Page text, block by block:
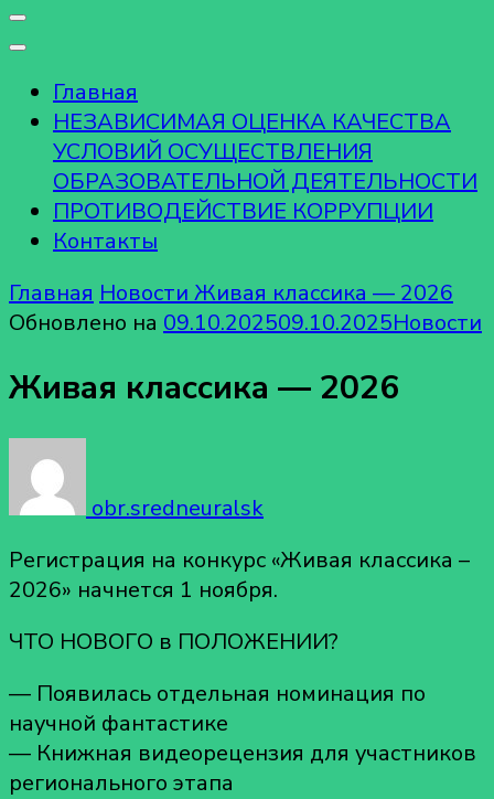
Главная
НЕЗАВИСИМАЯ ОЦЕНКА КАЧЕСТВА
УСЛОВИЙ ОСУЩЕСТВЛЕНИЯ
ОБРАЗОВАТЕЛЬНОЙ ДЕЯТЕЛЬНОСТИ
ПРОТИВОДЕЙСТВИЕ КОРРУПЦИИ
Контакты
Главная Новости Живая классика — 2026
Обновлено на 09.10.202509.10.2025Новости
Живая классика — 2026
obr.sredneuralsk
Регистрация на конкурс «Живая классика –
2026» начнется 1 ноября.
ЧТО НОВОГО в ПОЛОЖЕНИИ?
— Появилась отдельная номинация по
научной фантастике
— Книжная видеорецензия для участников
регионального этапа